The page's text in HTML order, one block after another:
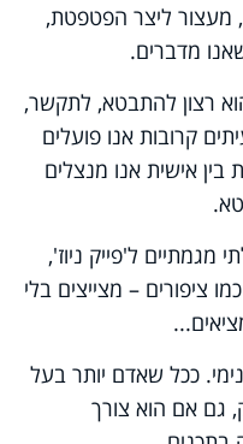
מעצור ליצר הפטפטת,
מדברים.
רצון להתבטא, לתקשר,
קרובות אנו פועלים
אישית אנו מנצלים
ל'פייק ניוז',
ציפורים – מצייצים בלי
ככל שאדם יותר בעל
גם אם הוא צורך